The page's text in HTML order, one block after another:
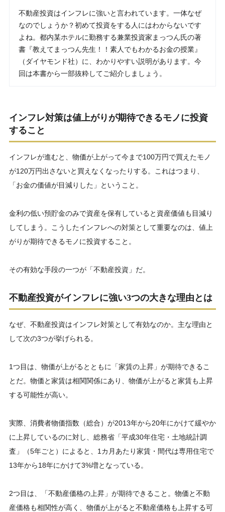
不動産投資はインフレに強いと言われています。一体なぜ
なのでしょうか？初めて投資をする人にはわからないです
よね。都内某ホテルに勤務する兼業投資家まっつん氏の著
書『教えてまっつん先生！！素人でもわかるお金の授業』
（ダイヤモンド社）に、わかりやすい説明があります。今
回は本書から一部抜粋してご紹介しましょう。
インフレ対策は値上がりが期待できるモノに投資
すること
インフレが進むと、物価が上がって今まで100万円で買えたモノ
が120万円出さないと買えなくなったりする。これはつまり、
「お金の価値が目減りした」ということ。
金利の低い預貯金のみで資産を保有していると資産価値も目減り
してしまう。こうしたインフレへの対策として重要なのは、値上
がりが期待できるモノに投資すること。
その有効な手段の一つが「不動産投資」だ。
不動産投資がインフレに強い3つの大きな理由とは
なぜ、不動産投資はインフレ対策として有効なのか。主な理由と
して次の3つが挙げられる。
1つ目は、物価が上がるとともに「家賃の上昇」が期待できるこ
とだ。物価と家賃は相関関係にあり、物価が上がると家賃も上昇
する可能性が高い。
実際、消費者物価指数（総合）が2013年から20年にかけて緩やか
に上昇しているのに対し、総務省「平成30年住宅・土地統計調
査」（5年ごと）によると、1カ月あたり家賃・間代は専用住宅で
13年から18年にかけて3%増となっている。
2つ目は、「不動産価格の上昇」が期待できること。物価と不動
産価格も相関性が高く、物価が上がると不動産価格も上昇する可